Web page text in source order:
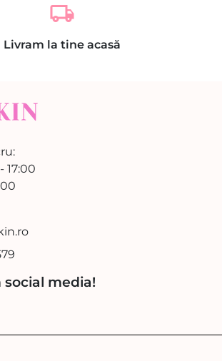
local_shipping
Livram la tine acasă
17:00
social media!